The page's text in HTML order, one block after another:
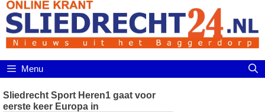
Menu
Sliedrecht Sport Heren1 gaat voor
eerste keer Europa in